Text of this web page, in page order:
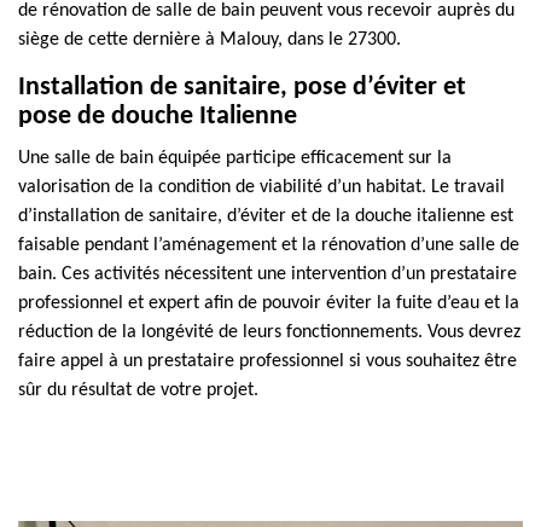
de rénovation de salle de bain peuvent vous recevoir auprès du
siège de cette dernière à Malouy, dans le 27300.
Installation de sanitaire, pose d’éviter et
pose de douche Italienne
Une salle de bain équipée participe efficacement sur la
valorisation de la condition de viabilité d’un habitat. Le travail
d’installation de sanitaire, d’éviter et de la douche italienne est
faisable pendant l’aménagement et la rénovation d’une salle de
bain. Ces activités nécessitent une intervention d’un prestataire
professionnel et expert afin de pouvoir éviter la fuite d’eau et la
réduction de la longévité de leurs fonctionnements. Vous devrez
faire appel à un prestataire professionnel si vous souhaitez être
sûr du résultat de votre projet.